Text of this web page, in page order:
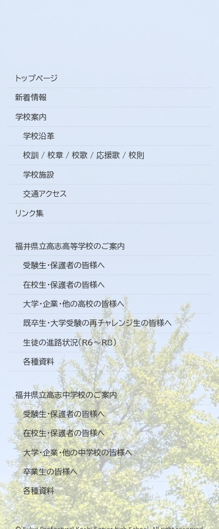
トップページ
新着情報
学校案内
学校沿革
校訓 / 校章 / 校歌 / 応援歌 / 校則
学校施設
交通アクセス
リンク集
福井県立高志高等学校のご案内
受験生・保護者の皆様へ
在校生・保護者の皆様へ
大学・企業・他の高校の皆様へ
既卒生・大学受験の再チャレンジ生の皆様へ
生徒の進路状況（R6～R8）
各種資料
福井県立高志中学校のご案内
受験生・保護者の皆様へ
在校生・保護者の皆様へ
大学・企業・他の中学校の皆様へ
卒業生の皆様へ
各種資料